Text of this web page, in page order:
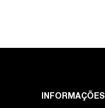
INFORMAÇÕES